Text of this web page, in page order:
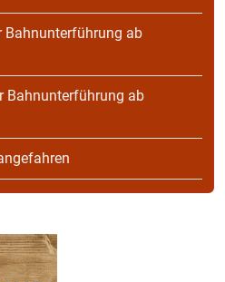
Bahnunterführung ab
Bahnunterführung ab